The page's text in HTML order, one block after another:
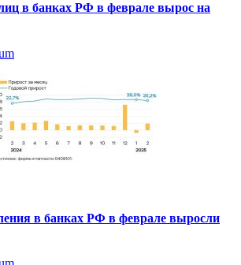
в банках РФ в феврале вырос на
в банках РФ в феврале выросли